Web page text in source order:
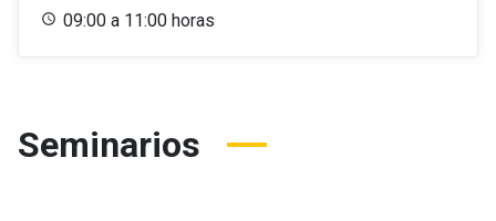
09:00 a 11:00 horas
Seminarios